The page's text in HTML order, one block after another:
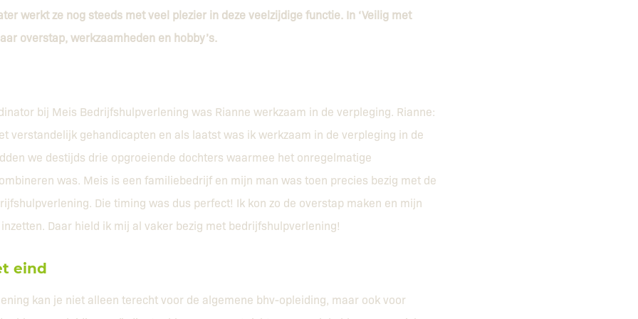
werkt ze nog steeds met veel plezier in deze veelzijdige functie. In ‘Veilig met
overstap, werkzaamheden en hobby’s.
bij Meis Bedrijfshulpverlening was Rianne werkzaam in de verpleging. Rianne:
verstandelijk gehandicapten en als laatst was ik werkzaam in de verpleging in de
we destijds drie opgroeiende dochters waarmee het onregelmatige
was. Meis is een familiebedrijf en mijn man was toen precies bezig met de
Die timing was dus perfect! Ik kon zo de overstap maken en mijn
Daar hield ik mij al vaker bezig met bedrijfshulpverlening!
eind
kan je niet alleen terecht voor de algemene bhv-opleiding, maar ook voor